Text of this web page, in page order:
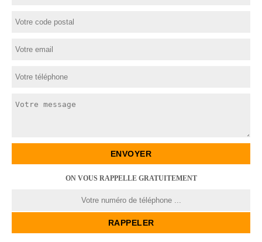
ON VOUS RAPPELLE GRATUITEMENT